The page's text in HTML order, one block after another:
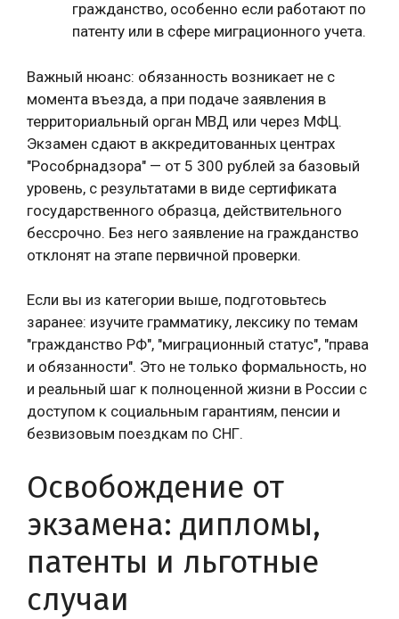
гражданство, особенно если работают по
патенту или в сфере миграционного учета.
Важный нюанс: обязанность возникает не с
момента въезда, а при подаче заявления в
территориальный орган МВД или через МФЦ.
Экзамен сдают в аккредитованных центрах
"Рособрнадзора" — от 5 300 рублей за базовый
уровень, с результатами в виде сертификата
государственного образца, действительного
бессрочно. Без него заявление на гражданство
отклонят на этапе первичной проверки.
Если вы из категории выше, подготовьтесь
заранее: изучите грамматику, лексику по темам
"гражданство РФ", "миграционный статус", "права
и обязанности". Это не только формальность, но
и реальный шаг к полноценной жизни в России с
доступом к социальным гарантиям, пенсии и
безвизовым поездкам по СНГ.
Освобождение от
экзамена: дипломы,
патенты и льготные
случаи